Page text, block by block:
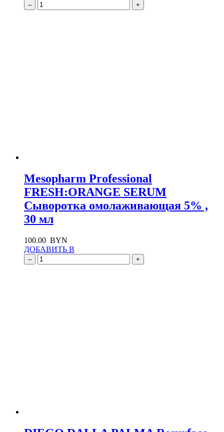
– +
Mesopharm Professional
FRESH:ORANGE SERUM
Сыворотка омолаживающая 5% ,
30 мл
100.00 BYN
ДОБАВИТЬ В
– +